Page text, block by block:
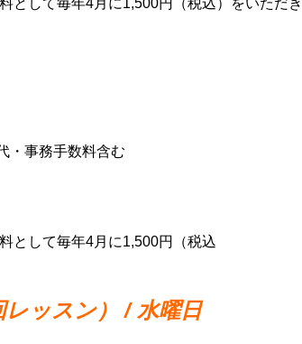
として毎年4月に1,500円（税込）をいただ
・事務手数料含む
として毎年4月に1,500円（税込
ッスン） / 水曜日